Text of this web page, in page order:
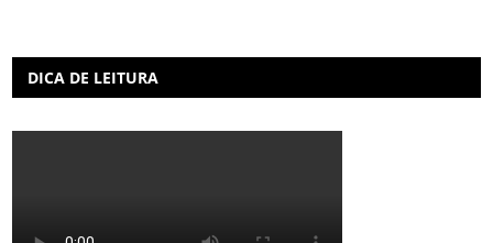
DICA DE LEITURA